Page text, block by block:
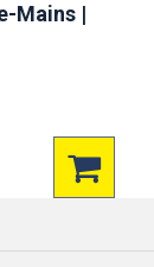
Mains |